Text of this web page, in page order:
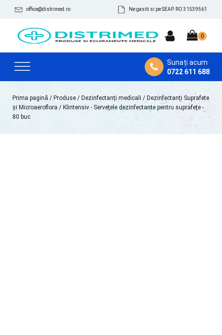
office@distrimed.ro Ne gasiti si pe SEAP. RO 31539561
Sunați acum
0722 611 688
Prima pagină / Produse / Dezinfectanți medicali / Dezinfectanți Suprafete
și Microaeroflora / Klintensiv - Servețele dezinfectante pentru suprafețe -
80 buc